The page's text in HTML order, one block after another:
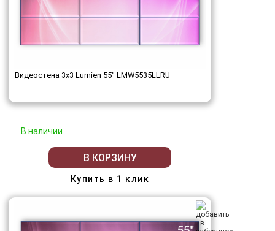
Видеостена 3x3 Lumien 55" LMW5535LLRU
В наличии
В КОРЗИНУ
Купить в 1 клик